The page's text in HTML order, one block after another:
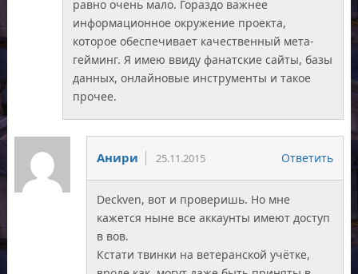
равно очень мало. Гораздо важнее
информационное окружение проекта,
которое обеспечивает качественный мета-
гейминг. Я имею ввиду фанатские сайты, базы
данных, онлайновые инструменты и такое
прочее.
Анири 25.11.2015 Ответить
Deckven, вот и проверишь. Но мне
кажется ныне все аккаунты имеют доступ
в вов.
Кстати твинки на ветеранской учётке,